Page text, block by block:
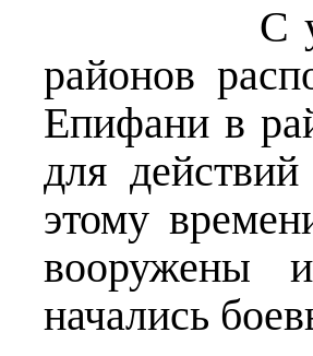
С утра 14
районов
Епифани в
для
этому
вооружены
начались